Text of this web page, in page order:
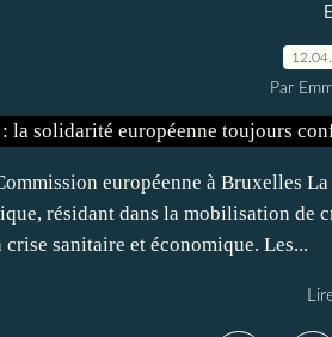
Par
européenne à Bruxelles
résidant dans la mobilisation de
sanitaire et économique. Les...